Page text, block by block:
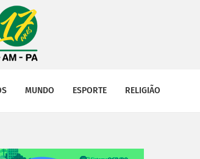
MUNDO ESPORTE RELIGIÃO